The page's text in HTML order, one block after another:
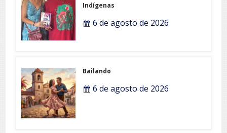
Indígenas
6 de agosto de 2026
Bailando
6 de agosto de 2026